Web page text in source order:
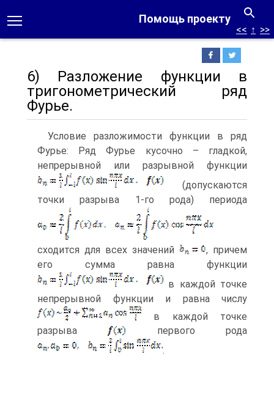
Помощь проекту
<< ↑ >>
6) Разложение функции в
тригонометрический ряд
Фурье.
Условие разложимости функции в ряд
Фурье: Ряд Фурье кусочно – гладкой,
непрерывной или разрывной функции
(допускаются
точки разрыва 1-го рода) периода
сходится для всех значений
, причем
его сумма равна функции
в каждой точке
непрерывной функции и равна числу
в каждой точке
разрыва
первого рода
.